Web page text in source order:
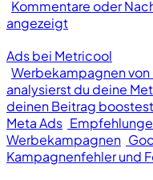
Kommentare oder
angezeigt
Ads bei Metricool
Werbekampagnen
analysierst du deine
deinen Beitrag boostest
Meta Ads
Werbekampagnen
Kampagnenfehler und